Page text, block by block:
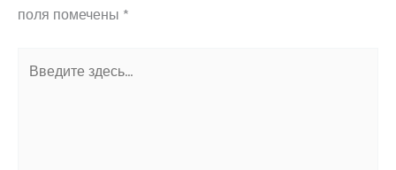
поля помечены *
здесь...